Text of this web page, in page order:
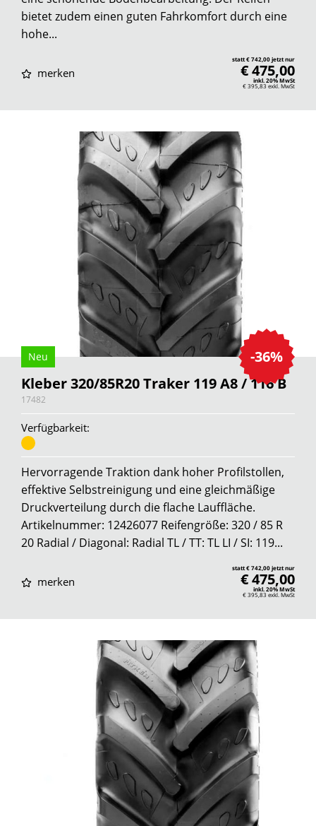
bietet zudem einen guten Fahrkomfort durch eine
hohe...
merken
statt € 742,00 jetzt nur
€ 475,00
inkl. 20% MwSt
€ 395,83 exkl. MwSt
-36%
Neu
Kleber 320/85R20 Traker 119 A8 / 116 B
17482
Verfügbarkeit:
Hervorragende Traktion dank hoher Profilstollen,
effektive Selbstreinigung und eine gleichmäßige
Druckverteilung durch die flache Lauffläche.
Artikelnummer: 12426077 Reifengröße: 320 / 85 R
20 Radial / Diagonal: Radial TL / TT: TL LI / SI: 119...
merken
statt € 742,00 jetzt nur
€ 475,00
inkl. 20% MwSt
€ 395,83 exkl. MwSt